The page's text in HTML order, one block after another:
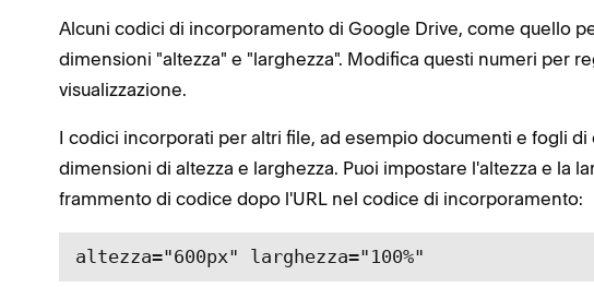
Alcuni codici di incorporamento di Google Drive, come quello
dimensioni "altezza" e "larghezza". Modifica questi numeri per
visualizzazione.
I codici incorporati per altri file, ad esempio documenti e fogli
dimensioni di altezza e larghezza. Puoi impostare l'altezza e la
frammento di codice dopo l'URL nel codice di incorporamento:
altezza="600px" larghezza="100%"